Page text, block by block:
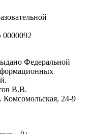
Федеральной
В.В.
Комсомольская, 24-9